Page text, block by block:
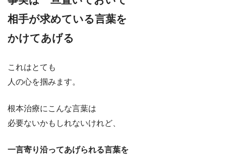
相手が求めている言葉を
かけてあげる
これはとても
人の心を掴みます。
根本治療にこんな言葉は
必要ないかもしれないけれど、
一言寄り沿ってあげられる言葉を